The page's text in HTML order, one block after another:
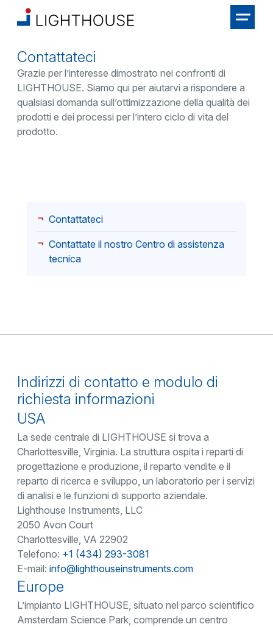
Contattateci
Grazie per l’interesse dimostrato nei confronti di
LIGHTHOUSE. Siamo qui per aiutarvi a rispondere a
qualsiasi domanda sull’ottimizzazione della qualità dei
prodotti e dei processi per l’intero ciclo di vita del
prodotto.
Contattateci
Contattate il nostro Centro di assistenza
tecnica
Indirizzi di contatto e modulo di
richiesta informazioni
USA
La sede centrale di LIGHTHOUSE si trova a
Charlottesville, Virginia. La struttura ospita i reparti di
progettazione e produzione, il reparto vendite e il
reparto di ricerca e sviluppo, un laboratorio per i servizi
di analisi e le funzioni di supporto aziendale.
Lighthouse Instruments, LLC
2050 Avon Court
Charlottesville, VA 22902
Telefono: +1 (434) 293-3081
E-mail: info@lighthouseinstruments.com
Europe
L’impianto LIGHTHOUSE, situato nel parco scientifico
Amsterdam Science Park, comprende un centro